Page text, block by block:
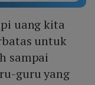
uang kita
untuk
sampai
guru yang